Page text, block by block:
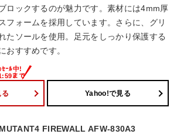
ロックするのが魅力です。素材には4mm厚
フォームを採用しています。さらに、グリ
たソールを使用。足元をしっかり保護する
おすすめです。
Yahoo!で見る
FIREWALL AFW-830A3